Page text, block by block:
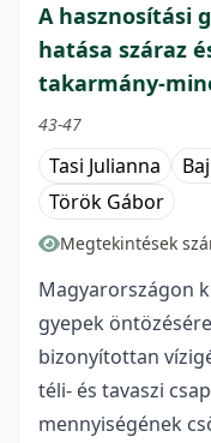
A hasznosítási
hatása száraz
takarmány-
43-47
Tasi Julianna
Török Gábor
Megtekintések
Magyarországon
gyepek
bizonyítottan
téli- és tavaszi
mennyiségének